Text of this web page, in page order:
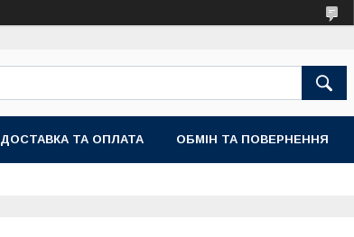
ДОСТАВКА ТА ОПЛАТА ОБМІН ТА ПОВЕРНЕННЯ